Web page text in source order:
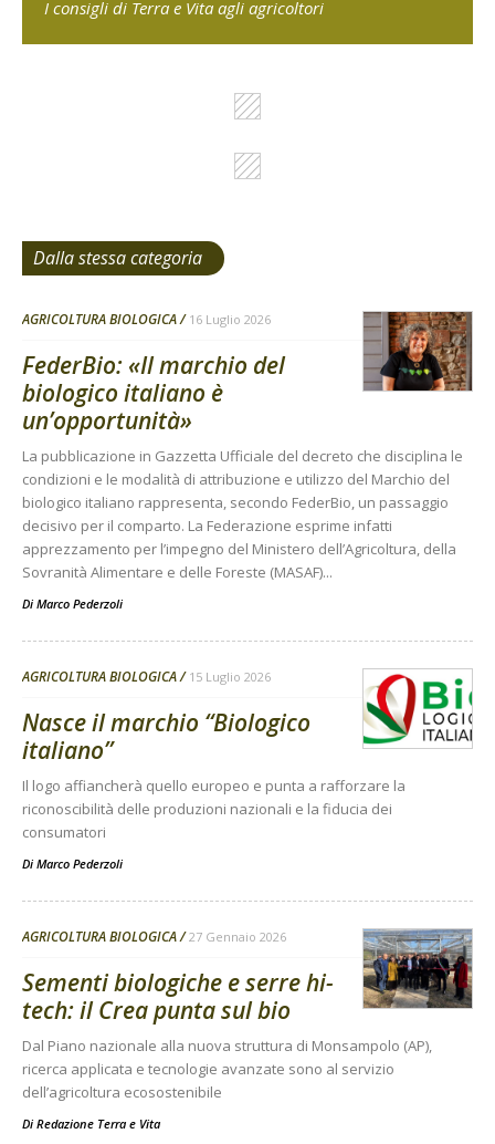
I consigli di Terra e Vita agli agricoltori
Dalla stessa categoria
AGRICOLTURA BIOLOGICA 16 Luglio 2026
FederBio: «Il marchio del
biologico italiano è
un’opportunità»
La pubblicazione in Gazzetta Ufficiale del decreto che disciplina le
condizioni e le modalità di attribuzione e utilizzo del Marchio del
biologico italiano rappresenta, secondo FederBio, un passaggio
decisivo per il comparto. La Federazione esprime infatti
apprezzamento per l’impegno del Ministero dell’Agricoltura, della
Sovranità Alimentare e delle Foreste (MASAF)...
Di Marco Pederzoli
AGRICOLTURA BIOLOGICA 15 Luglio 2026
Nasce il marchio “Biologico
italiano”
Il logo affiancherà quello europeo e punta a rafforzare la
riconoscibilità delle produzioni nazionali e la fiducia dei
consumatori
Di Marco Pederzoli
AGRICOLTURA BIOLOGICA 27 Gennaio 2026
Sementi biologiche e serre hi-
tech: il Crea punta sul bio
Dal Piano nazionale alla nuova struttura di Monsampolo (AP),
ricerca applicata e tecnologie avanzate sono al servizio
dell’agricoltura ecosostenibile
Di Redazione Terra e Vita